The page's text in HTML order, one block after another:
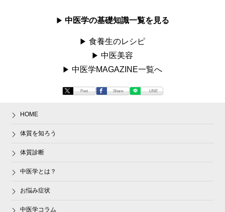
中医学の基礎知識一覧を見る
食養生のレシピ
中医美容
中医学MAGAZINE一覧へ
Post Share LINE
HOME
体質を知ろう
体質診断
中医学とは？
お悩み症状
中医学コラム